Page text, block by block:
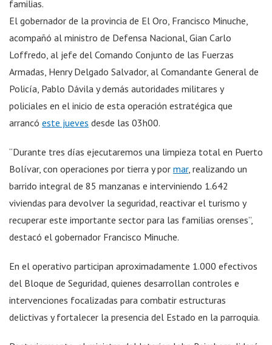
familias.
El gobernador de la provincia de El Oro, Francisco Minuche,
acompañó al ministro de Defensa Nacional, Gian Carlo
Loffredo, al jefe del Comando Conjunto de las Fuerzas
Armadas, Henry Delgado Salvador, al Comandante General de
Policía, Pablo Dávila y demás autoridades militares y
policiales en el inicio de esta operación estratégica que
arrancó este jueves desde las 03h00.
“Durante tres días ejecutaremos una limpieza total en Puerto
Bolívar, con operaciones por tierra y por mar, realizando un
barrido integral de 85 manzanas e interviniendo 1.642
viviendas para devolver la seguridad, reactivar el turismo y
recuperar este importante sector para las familias orenses”,
destacó el gobernador Francisco Minuche.
En el operativo participan aproximadamente 1.000 efectivos
del Bloque de Seguridad, quienes desarrollan controles e
intervenciones focalizadas para combatir estructuras
delictivas y fortalecer la presencia del Estado en la parroquia.